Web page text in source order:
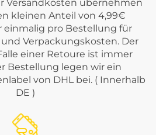
Versandkosten übernehmen
kleinen Anteil von 4,99€
einmalig pro Bestellung für
Verpackungskosten. Der
einer Retoure ist immer
Bestellung legen wir ein
von DHL bei. ( Innerhalb
DE )